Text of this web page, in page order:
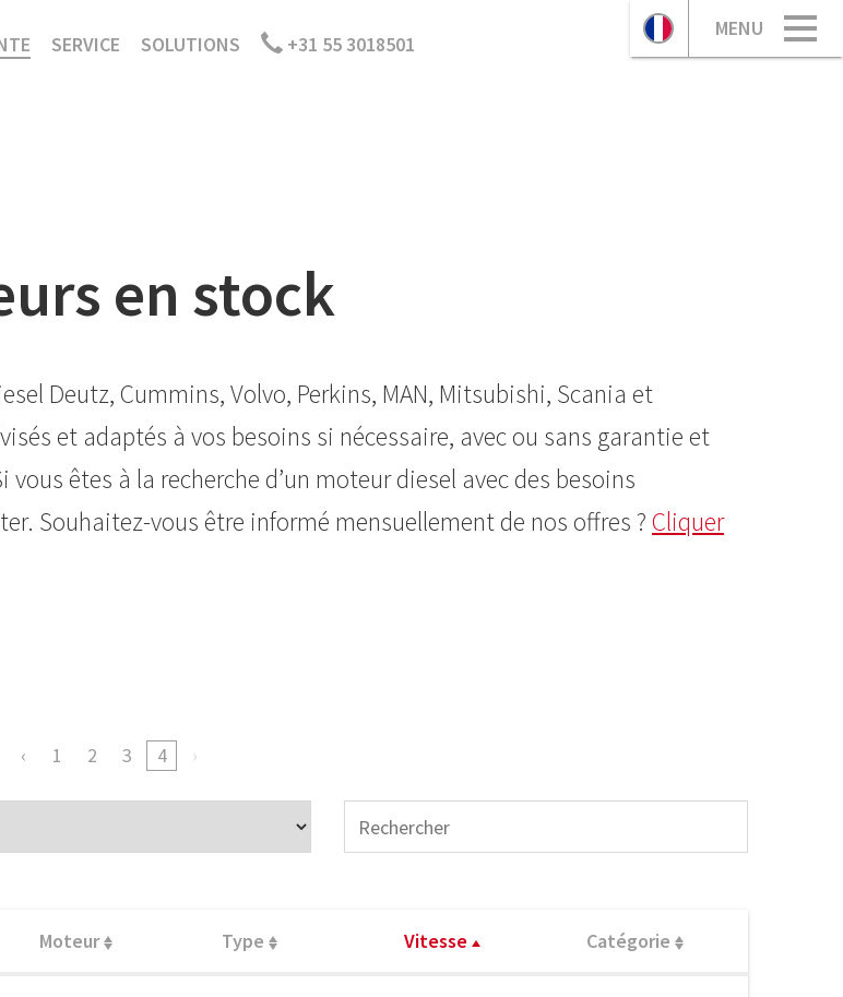
MENU
SERVICE SOLUTIONS +31 55 3018501
en stock
Deutz, Cummins, Volvo, Perkins, MAN, Mitsubishi, Scania et
et adaptés à vos besoins si nécessaire, avec ou sans garantie et
êtes à la recherche d’un moteur diesel avec des besoins
Souhaitez-vous être informé mensuellement de nos offres ? Cliquer
1 2 3 4
Moteur Type Vitesse Catégorie